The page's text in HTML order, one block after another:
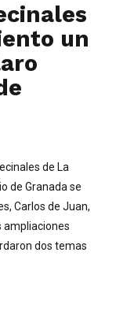
un
de La
de Granada se
Carlos de Juan,
ampliaciones
dos temas